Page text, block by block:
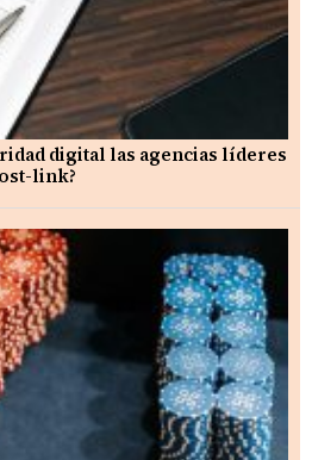
digital las agencias líderes
link?